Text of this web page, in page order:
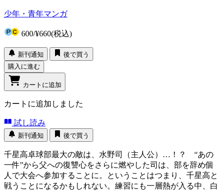
少年・青年マンガ
600/¥660(税込)
新刊通知
後で買う
購入に進む
カートに追加
カートに追加しました
試し読み
新刊通知 後で買う
千星高卓球部最大の敵は、水野司（主人公）…！？ “あの
一件”から父への復讐心をさらに燃やした司は、部を辞め個
人で大会へ参加することに。ということはつまり、千星高と
戦うことになるかもしれない。練習にも一層熱が入る中、白